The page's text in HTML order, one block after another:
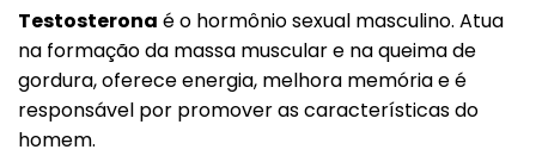
Testosterona é o hormônio sexual masculino. Atua
na formação da massa muscular e na queima de
gordura, oferece energia, melhora memória e é
responsável por promover as características do
homem.